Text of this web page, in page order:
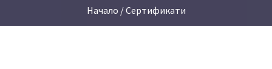
Начало / Сертификати